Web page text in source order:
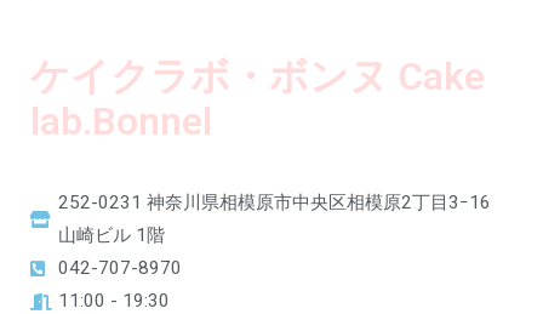
ケイクラボ・ボンヌ Cake
lab.Bonnel
252-0231 神奈川県相模原市中央区相模原2丁目3ｰ16
山崎ビル 1階
042-707-8970
11:00 - 19:30